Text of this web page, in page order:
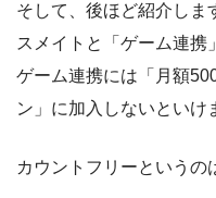
そして、後ほど紹介しま
スメイトと「ゲーム連携
ゲーム連携には「月額
ン」に加入しないといけ
カウントフリーというの